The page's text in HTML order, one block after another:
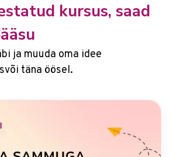
kursus, saad
ja muuda oma idee
täna öösel.